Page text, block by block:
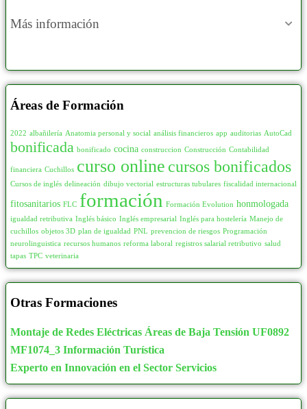
Más información
Áreas de Formación
2022 albañilería Anatomia personal y social análisis financieros app auditorias AutoCad
bonificada bonificado cocina construccion Construcción Contabilidad
financiera Cuchillos curso online cursos bonificados
Cursos de inglés delineación dibujo vectorial estructuras tubulares fiscalidad internacional
fitosanitarios FLC formación Formación Evolution honmologada
igualdad retributiva Inglés básico Inglés empresarial Inglés para hostelería Manejo de
cuchillos objetos 3D plan de igualdad PNL prevencion de riesgos Programación
neurolinguistica recursos humanos reforma laboral registros salarial retributivo salud
tapas TPC veterinaria
Otras Formaciones
Montaje de Redes Eléctricas Áreas de Baja Tensión UF0892
MF1074_3 Información Turística
Experto en Innovación en el Sector Servicios